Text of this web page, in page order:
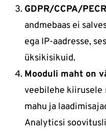
GDPR/CCPA/
andmebaas ei
ega IP-aadresse,
üksikisikuid.
Mooduli maht on
veebilehe kiirusele
mahu ja
Analyticsi